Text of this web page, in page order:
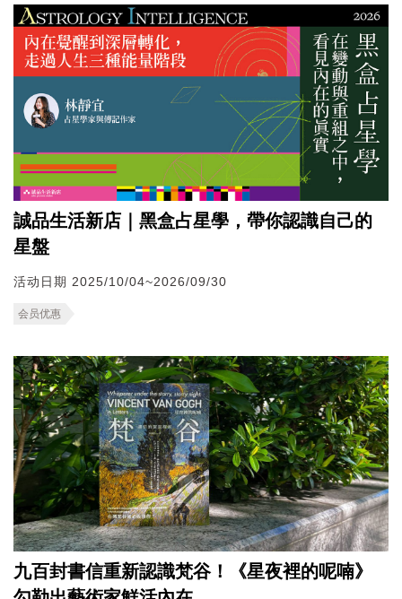
誠品生活新店｜黑盒占星學，帶你認識自己的
星盤
活动日期 2025/10/04~2026/09/30
会员优惠
九百封書信重新認識梵谷！《星夜裡的呢喃》